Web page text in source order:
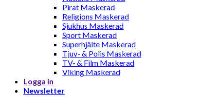
Pirat Maskerad
Religions Maskerad
Sjukhus Maskerad
Sport Maskerad
Superhjälte Maskerad
Tjuv- & Polis Maskerad
TV- & Film Maskerad
Viking Maskerad
Logga in
Newsletter